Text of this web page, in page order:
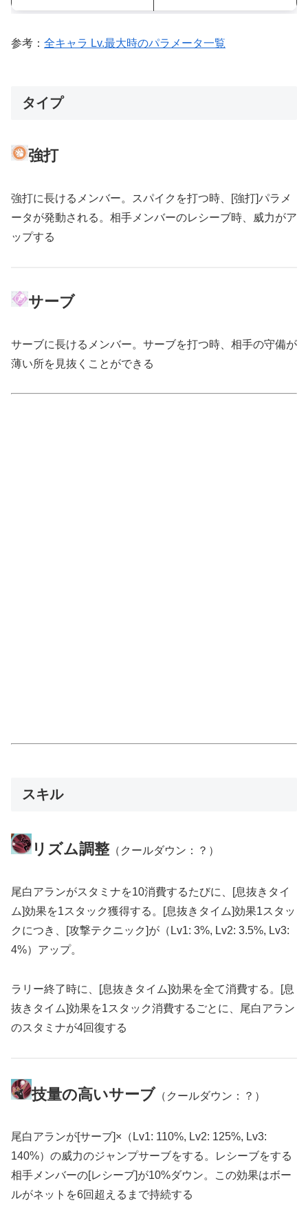
参考： 全キャラ Lv.最大時のパラメータ一覧
タイプ
強打
強打に長けるメンバー。スパイクを打つ時、[強打]パラメ
ータが発動される。相手メンバーのレシーブ時、威力がア
ップする
サーブ
サーブに長けるメンバー。サーブを打つ時、相手の守備が
薄い所を見抜くことができる
スキル
リズム調整（クールダウン：？）
尾白アランがスタミナを10消費するたびに、[息抜きタイ
ム]効果を1スタック獲得する。[息抜きタイム]効果1スタッ
クにつき、[攻撃テクニック]が（Lv1: 3%, Lv2: 3.5%, Lv3:
4%）アップ。
ラリー終了時に、[息抜きタイム]効果を全て消費する。[息
抜きタイム]効果を1スタック消費するごとに、尾白アラン
のスタミナが4回復する
技量の高いサーブ （クールダウン：？）
尾白アランが[サーブ]×（Lv1: 110%, Lv2: 125%, Lv3:
140%）の威力のジャンプサーブをする。レシーブをする
相手メンバーの[レシーブ]が10%ダウン。この効果はボー
ルがネットを6回超えるまで持続する